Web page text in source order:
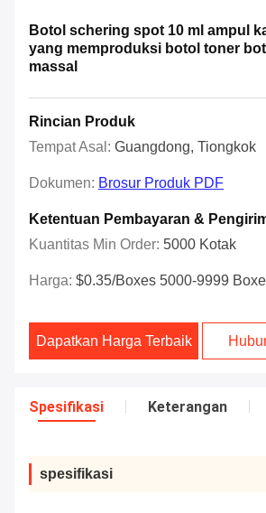
Botol schering spot 10 ml ampul
yang memproduksi botol toner
massal
Rincian Produk
Tempat Asal: Guangdong, Tiongkok
Dokumen: Brosur Produk PDF
Ketentuan Pembayaran &
Kuantitas Min Order: 5000 Kotak
Harga: $0.35/boxes 5000-9999
Dapatkan Harga Terbaik
Spesifikasi Keterangan
spesifikasi